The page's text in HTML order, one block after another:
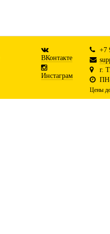
ВКонтакте
Инстаграм
+7
г.
Цены